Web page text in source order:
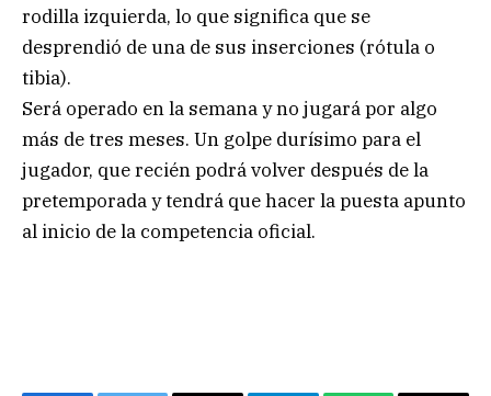
rodilla izquierda, lo que significa que se
desprendió de una de sus inserciones (rótula o
tibia).
Será operado en la semana y no jugará por algo
más de tres meses. Un golpe durísimo para el
jugador, que recién podrá volver después de la
pretemporada y tendrá que hacer la puesta apunto
al inicio de la competencia oficial.